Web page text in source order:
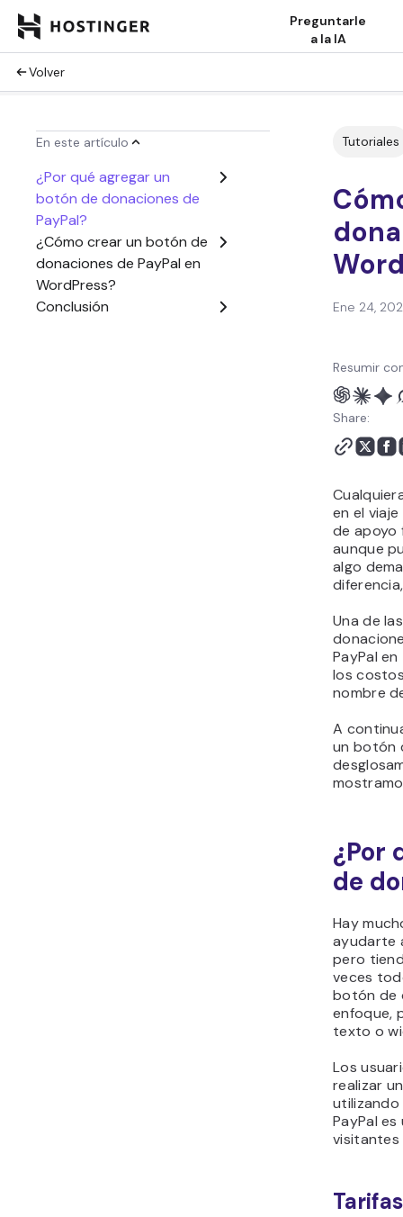
Preguntarle
a la IA
Volver
En este artículo
¿Por qué agregar un
botón de donaciones de
PayPal?
¿Cómo crear un botón de
donaciones de PayPal en
WordPress?
Conclusión
Tutoriales
Ene 24,
Resumir
Share:
en el
de apoyo
aunque
algo
Una de
PayPal
los
nombre
A
un botón
¿Por
de
Hay
ayudarte
pero
veces
botón de
enfoque,
texto o
Los
realizar
PayPal
visitantes